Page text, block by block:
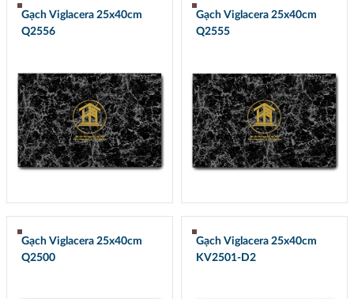
Gạch Viglacera 25x40cm
Q2556
Gạch Viglacera 25x40cm
Q2555
Gạch Viglacera 25x40cm
Q2500
Gạch Viglacera 25x40cm
KV2501-D2